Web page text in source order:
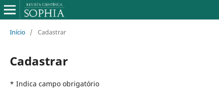
Início / Cadastrar
Cadastrar
* Indica campo obrigatório